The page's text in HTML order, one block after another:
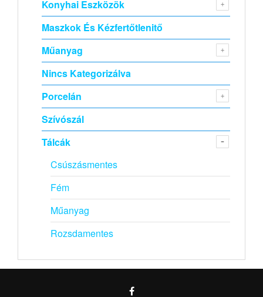
Konyhai Eszközök
Maszkok És Kézfertőtlenitő
Műanyag
Nincs Kategorizálva
Porcelán
Szívószál
Tálcák
Csúszásmentes
Fém
Műanyag
Rozsdamentes